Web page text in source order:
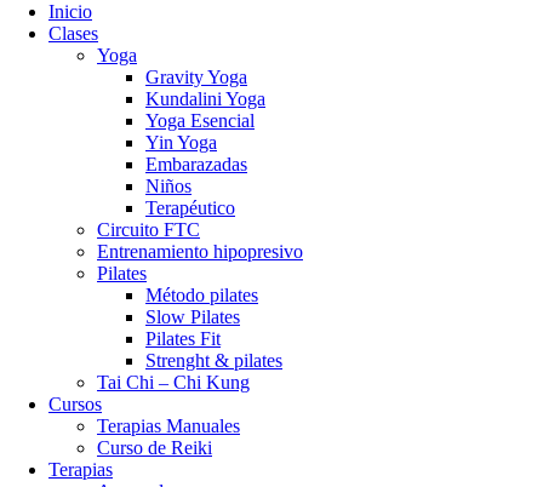
Inicio
Clases
Yoga
Gravity Yoga
Kundalini Yoga
Yoga Esencial
Yin Yoga
Embarazadas
Niños
Terapéutico
Circuito FTC
Entrenamiento hipopresivo
Pilates
Método pilates
Slow Pilates
Pilates Fit
Strenght & pilates
Tai Chi – Chi Kung
Cursos
Terapias Manuales
Curso de Reiki
Terapias